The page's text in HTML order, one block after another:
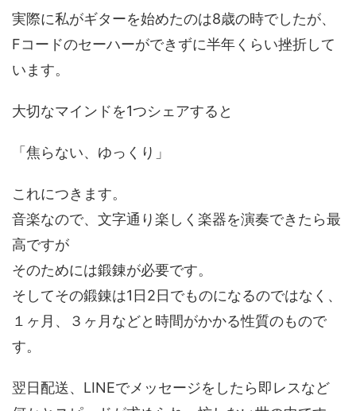
実際に私がギターを始めたのは8歳の時でしたが、
Fコードのセーハーができずに半年くらい挫折して
います。
大切なマインドを1つシェアすると
「焦らない、ゆっくり」
これにつきます。
音楽なので、文字通り楽しく楽器を演奏できたら最
高ですが
そのためには鍛錬が必要です。
そしてその鍛錬は1日2日でものになるのではなく、
１ヶ月、３ヶ月などと時間がかかる性質のもので
す。
翌日配送、LINEでメッセージをしたら即レスなど